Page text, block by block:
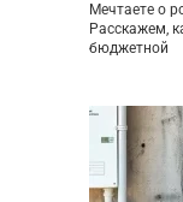
Мечтаете о
Расскажем,
бюджетной